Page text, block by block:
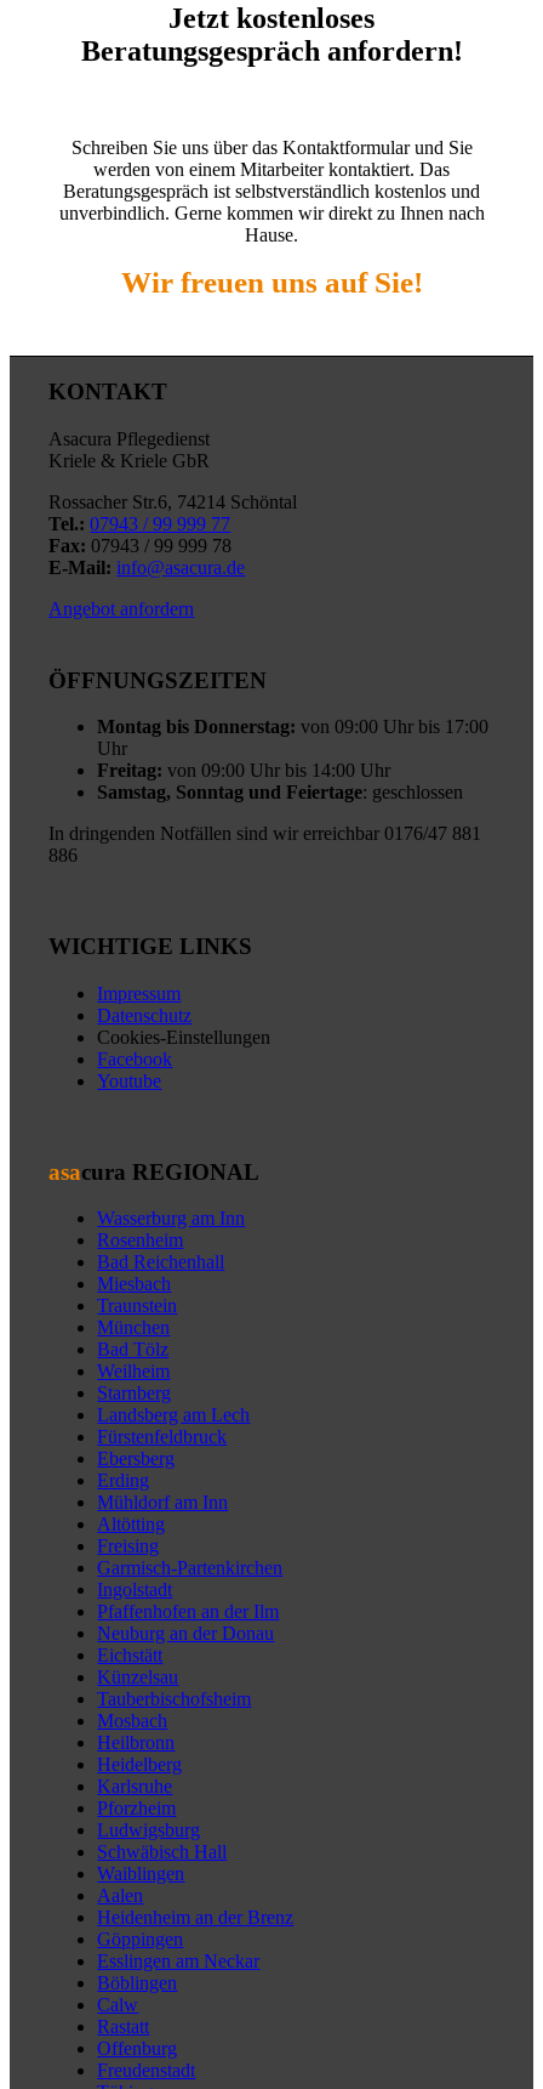
Jetzt kostenloses
Beratungsgespräch anfordern!
Schreiben Sie uns über das Kontaktformular und Sie
werden von einem Mitarbeiter kontaktiert. Das
Beratungsgespräch ist selbstverständlich kostenlos und
unverbindlich. Gerne kommen wir direkt zu Ihnen nach
Hause.
Wir freuen uns auf Sie!
KONTAKT
Asacura Pflegedienst
Kriele & Kriele GbR
Rossacher Str.6, 74214 Schöntal
Tel.: 07943 / 99 999 77
Fax: 07943 / 99 999 78
E-Mail: info@asacura.de
Angebot anfordern
ÖFFNUNGSZEITEN
Montag bis Donnerstag: von 09:00 Uhr bis 17:00
Uhr
Freitag: von 09:00 Uhr bis 14:00 Uhr
Samstag, Sonntag und Feiertage: geschlossen
In dringenden Notfällen sind wir erreichbar 0176/47 881
886
WICHTIGE LINKS
Impressum
Datenschutz
Cookies-Einstellungen
Facebook
Youtube
asacura REGIONAL
Wasserburg am Inn
Rosenheim
Bad Reichenhall
Miesbach
Traunstein
München
Bad Tölz
Weilheim
Starnberg
Landsberg am Lech
Fürstenfeldbruck
Ebersberg
Erding
Mühldorf am Inn
Altötting
Freising
Garmisch-Partenkirchen
Ingolstadt
Pfaffenhofen an der Ilm
Neuburg an der Donau
Eichstätt
Künzelsau
Tauberbischofsheim
Mosbach
Heilbronn
Heidelberg
Karlsruhe
Pforzheim
Ludwigsburg
Schwäbisch Hall
Waiblingen
Aalen
Heidenheim an der Brenz
Göppingen
Esslingen am Neckar
Böblingen
Calw
Rastatt
Offenburg
Freudenstadt